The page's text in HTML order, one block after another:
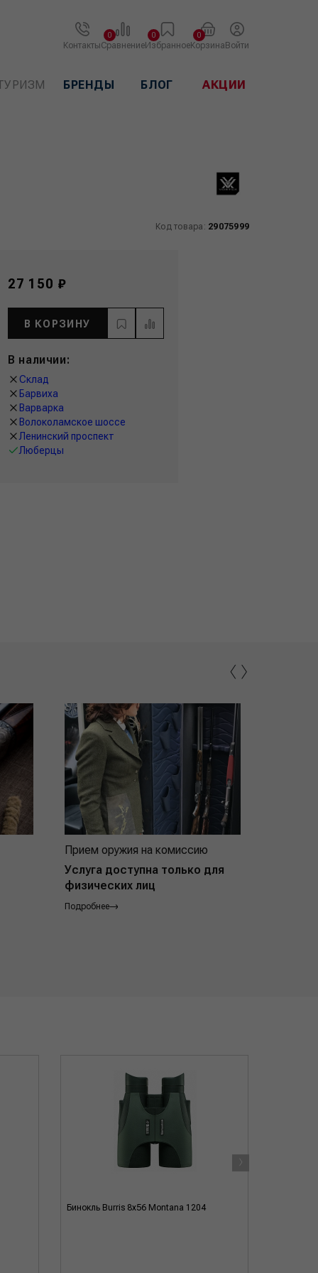
КонтактыСравнение
0
Избранное
0
Корзина
0
Войти
БРЕНДЫ БЛОГ АКЦИИ
Код товара: 29075999
27 150 ₽
В КОРЗИНУ
В наличии:
Склад
Барвиха
Варварка
Волоколамское шоссе
Ленинский проспект
Люберцы
Прием оружия на комиссию
Услуга доступна только для
физических лиц
Подробнее
‹›
Бинокль Burris 8x56 Montana 1204
›